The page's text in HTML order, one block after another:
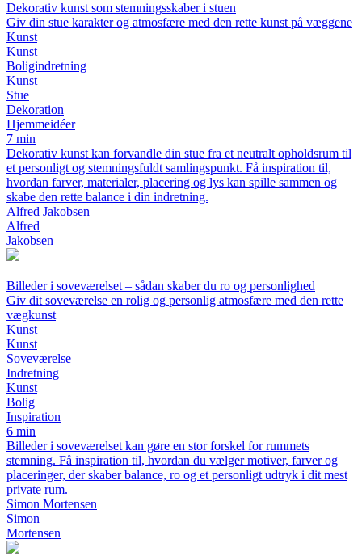
Dekorativ kunst som stemningsskaber i stuen
Giv din stue karakter og atmosfære med den rette kunst på væggene
Kunst
Kunst
Boligindretning
Kunst
Stue
Dekoration
Hjemmeidéer
7 min
Dekorativ kunst kan forvandle din stue fra et neutralt opholdsrum til
et personligt og stemningsfuldt samlingspunkt. Få inspiration til,
hvordan farver, materialer, placering og lys kan spille sammen og
skabe den rette balance i din indretning.
Alfred Jakobsen
Alfred
Jakobsen
Billeder i soveværelset – sådan skaber du ro og personlighed
Giv dit soveværelse en rolig og personlig atmosfære med den rette
vægkunst
Kunst
Kunst
Soveværelse
Indretning
Kunst
Bolig
Inspiration
6 min
Billeder i soveværelset kan gøre en stor forskel for rummets
stemning. Få inspiration til, hvordan du vælger motiver, farver og
placeringer, der skaber balance, ro og et personligt udtryk i dit mest
private rum.
Simon Mortensen
Simon
Mortensen